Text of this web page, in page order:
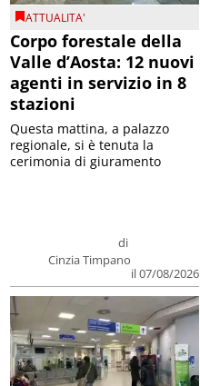
ATTUALITA'
Corpo forestale della
Valle d’Aosta: 12 nuovi
agenti in servizio in 8
stazioni
di
Cinzia Timpano
il 07/08/2026
Questa mattina, a palazzo
regionale, si è tenuta la
cerimonia di giuramento